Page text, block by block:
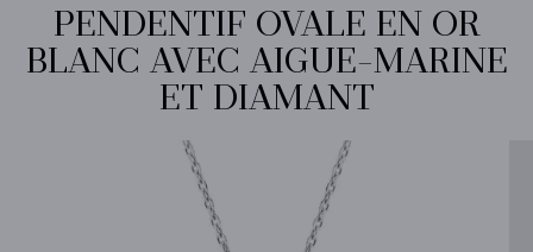
PENDENTIF OVALE EN OR
BLANC AVEC AIGUE-MARINE
ET DIAMANT